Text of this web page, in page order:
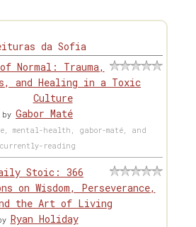
da Sofia
Normal: Trauma,
and Healing in a Toxic
Culture
by Gabor Maté
mental-health, gabor-maté, and
currently-reading
Stoic: 366
on Wisdom, Perseverance,
the Art of Living
Ryan Holiday